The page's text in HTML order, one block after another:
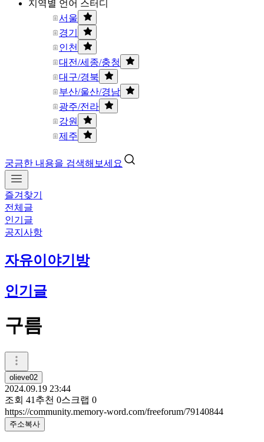
지역별 언어 스터디
서울
경기
인천
대전/세종/충청
대구/경북
부산/울산/경남
광주/전라
강원
제주
궁금한 내용을 검색해보세요
즐겨찾기
전체글
인기글
공지사항
자유이야기방
인기글
구름
olieve02
2024.09.19 23:44
조회 41 추천 0스크랩 0
https://community.memory-word.com/freeforum/79140844
주소복사